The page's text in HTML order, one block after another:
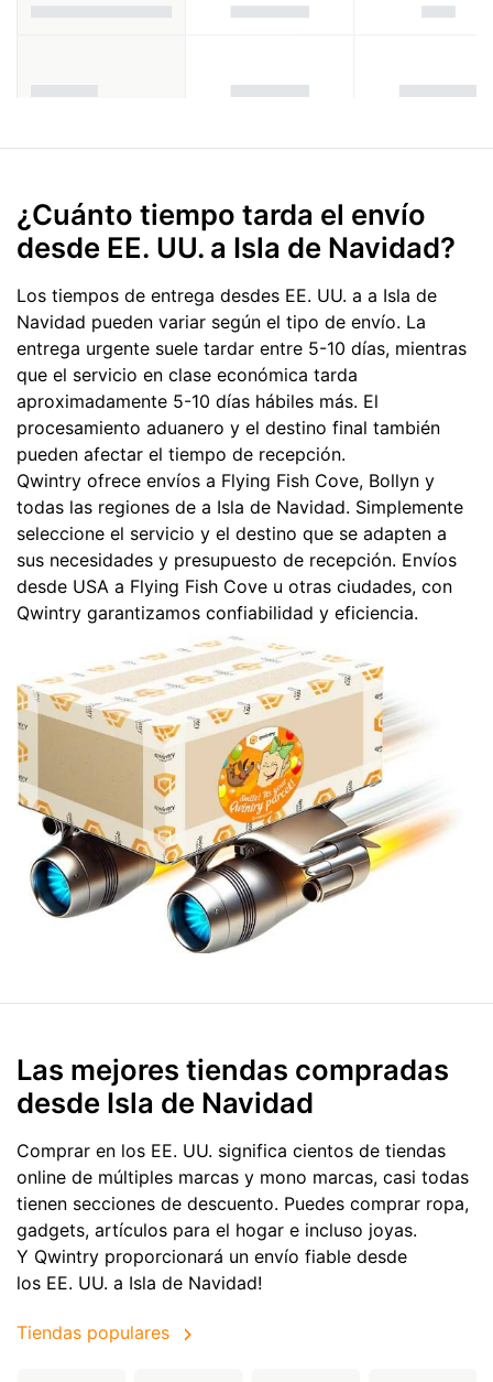
¿Cuánto tiempo tarda el envío
desde EE. UU. a Isla de Navidad?
Los tiempos de entrega desdes EE. UU. a a Isla de
Navidad pueden variar según el tipo de envío. La
entrega urgente suele tardar entre 5-10 días, mientras
que el servicio en clase económica tarda
aproximadamente 5-10 días hábiles más. El
procesamiento aduanero y el destino final también
pueden afectar el tiempo de recepción.
Qwintry ofrece envíos a Flying Fish Cove, Bollyn y
todas las regiones de a Isla de Navidad. Simplemente
seleccione el servicio y el destino que se adapten a
sus necesidades y presupuesto de recepción. Envíos
desde USA a Flying Fish Cove u otras ciudades, con
Qwintry garantizamos confiabilidad y eficiencia.
Las mejores tiendas compradas
desde Isla de Navidad
Comprar en los EE. UU. significa cientos de tiendas
online de múltiples marcas y mono marcas, casi todas
tienen secciones de descuento. Puedes comprar ropa,
gadgets, artículos para el hogar e incluso joyas.
Y Qwintry proporcionará un envío fiable desde
los EE. UU. a Isla de Navidad!
Tiendas populares